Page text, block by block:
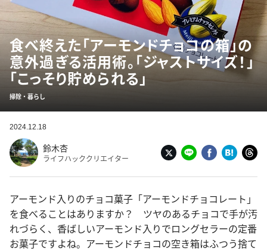
食べ終えた「アーモンドチョコの箱」の
意外過ぎる活用術。「ジャストサイズ！」
「こっそり貯められる」
掃除・暮らし
2024.12.18
鈴木杏
ライフハッククリエイター
アーモンド入りのチョコ菓子「アーモンドチョコレート」
を食べることはありますか？ ツヤのあるチョコで手が汚
れづらく、香ばしいアーモンド入りでロングセラーの定番
お菓子ですよね。アーモンドチョコの空き箱はふつう捨て